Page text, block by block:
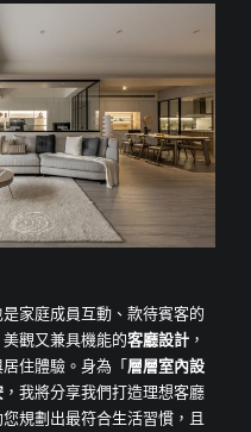
家庭成員互動、款待賓客的
觀又兼具機能的客廳設計 ，
住體驗。身為「層層室內設
，我將分享我們打造理想客廳
規劃出最符合生活習慣，且